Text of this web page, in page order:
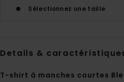
Sélectionnez une taille
Details &
T-shirt à manches courtes